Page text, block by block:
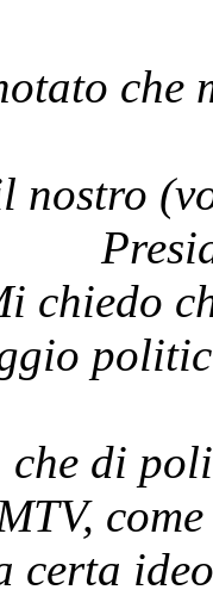
che
nostro
chiedo
che di
certa